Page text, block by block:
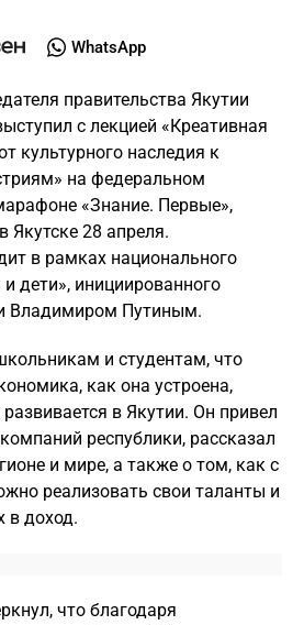
WhatsApp
правительства Якутии
с лекцией «Креативная
культурного наследия к
на федеральном
«Знание. Первые»,
Якутске 28 апреля.
в рамках национального
дети», инициированного
Владимиром Путиным.
и студентам, что
как она устроена,
в Якутии. Он привел
республики, рассказал
и мире, а также о том, как с
реализовать свои таланты и
в доход.
что благодаря